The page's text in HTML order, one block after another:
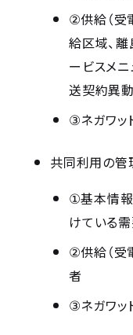
②供給（
給区域、
ービスメ
送契約異
③ネガワ
共同利用の管
①基本情
けている
②供給（
者
③ネガワ